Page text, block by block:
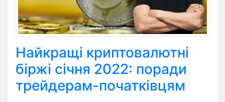
Найкращі криптовалютні
біржі січня 2022: поради
трейдерам-початківцям